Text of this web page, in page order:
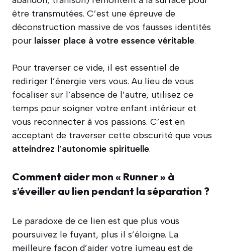
être transmutées. C’est une épreuve de
déconstruction massive de vos fausses identités
pour laisser place à votre essence véritable.
Pour traverser ce vide, il est essentiel de
rediriger l’énergie vers vous. Au lieu de vous
focaliser sur l’absence de l’autre, utilisez ce
temps pour soigner votre enfant intérieur et
vous reconnecter à vos passions. C’est en
acceptant de traverser cette obscurité que vous
atteindrez l’autonomie spirituelle.
Comment aider mon « Runner » à
s’éveiller au lien pendant la séparation ?
Le paradoxe de ce lien est que plus vous
poursuivez le fuyant, plus il s’éloigne. La
meilleure façon d’aider votre jumeau est de